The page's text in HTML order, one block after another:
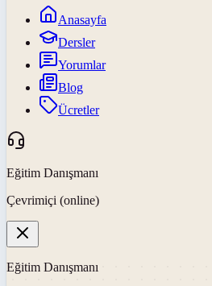
Anasayfa
Dersler
Yorumlar
Blog
Ücretler
Eğitim Danışmanı
Çevrimiçi (online)
Eğitim Danışmanı